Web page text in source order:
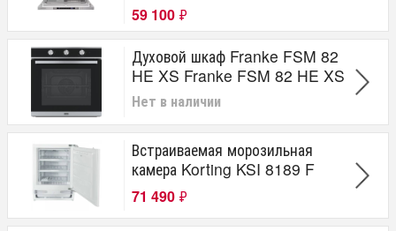
59 100 ₽
Духовой шкаф Franke FSM 82
HE XS Franke FSM 82 HE XS
Нет в наличии
Встраиваемая морозильная
камера Korting KSI 8189 F
71 490 ₽